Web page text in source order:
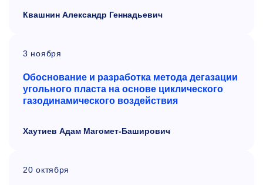
Квашнин Александр Геннадьевич
3 ноября
Обоснование и разработка метода дегазации
угольного пласта на основе циклического
газодинамического воздействия
Хаутиев Адам Магомет-Баширович
20 октября